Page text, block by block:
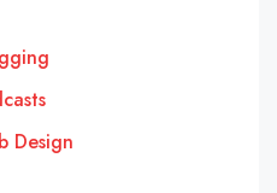
Design